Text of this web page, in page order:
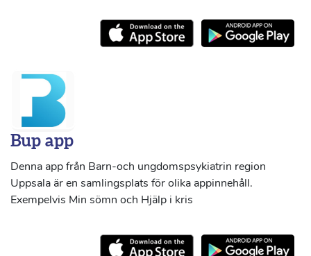
Bup app
Denna app från Barn-och ungdomspsykiatrin region
Uppsala är en samlingsplats för olika appinnehåll.
Exempelvis Min sömn och Hjälp i kris